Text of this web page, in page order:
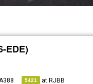
EDE)
5421 at RJBB